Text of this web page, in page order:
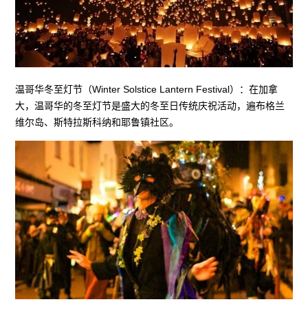
温哥华冬至灯节（Winter Solstice Lantern Festival）：在加拿
大，温哥华的冬至灯节是盛大的冬至日传统庆祝活动，遍布格兰
维尔岛、斯特拉斯科纳和耶鲁镇社区。